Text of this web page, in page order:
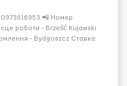
📲 Номер
роботи - Brześć Kujawski
- Bydgoszcz Ставка: